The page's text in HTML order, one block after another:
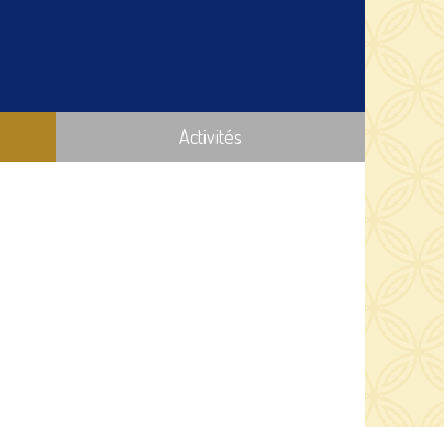
Activités